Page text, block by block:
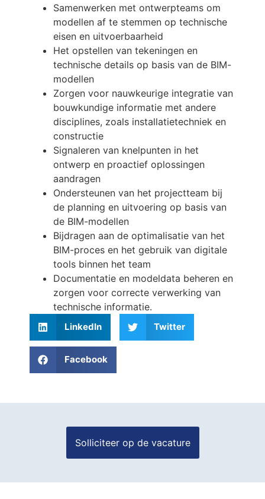
Samenwerken met ontwerpteams om
modellen af te stemmen op technische
eisen en uitvoerbaarheid
Het opstellen van tekeningen en
technische details op basis van de BIM-
modellen
Zorgen voor nauwkeurige integratie van
bouwkundige informatie met andere
disciplines, zoals installatietechniek en
constructie
Signaleren van knelpunten in het
ontwerp en proactief oplossingen
aandragen
Ondersteunen van het projectteam bij
de planning en uitvoering op basis van
de BIM-modellen
Bijdragen aan de optimalisatie van het
BIM-proces en het gebruik van digitale
tools binnen het team
Documentatie en modeldata beheren en
zorgen voor correcte verwerking van
technische informatie.
LinkedIn Twitter
Facebook